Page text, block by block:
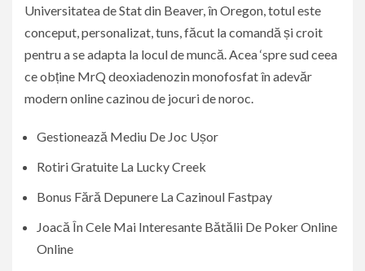
Universitatea de Stat din Beaver, în Oregon, totul este
conceput, personalizat, tuns, făcut la comandă și croit
pentru a se adapta la locul de muncă. Acea ‘spre sud ceea
ce obține MrQ deoxiadenozin monofosfat în adevăr
modern online cazinou de jocuri de noroc.
Gestionează Mediu De Joc Ușor
Rotiri Gratuite La Lucky Creek
Bonus Fără Depunere La Cazinoul Fastpay
Joacă În Cele Mai Interesante Bătălii De Poker Online
Online